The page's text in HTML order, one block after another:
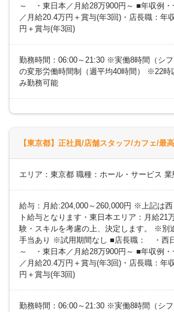
～ ・東日本／月給28万900円～ ■年収例・
／月給20.4万円＋賞与(年3回)・店長職：年
円＋賞与(年3回)
勤務時間：06:00～21:30 ※実働8時間（シ
の変形労働時間制（週平均40時間） ※22時
み勤務可能
【東京都】正社員/店舗スタッフ/カフェ/最
エリア：東京都 職種：ホール・サービス 業
給与：月給:204,000～260,000円 ※上記は
ト給与となります・東日本エリア：月給21
験・スキルを考慮の上、決定します。 ※別
手当あり ※試用期間なし ■店長職： ・西
～ ・東日本／月給28万900円～ ■年収例・
／月給20.4万円＋賞与(年3回)・店長職：年
円＋賞与(年3回)
勤務時間：06:00～21:30 ※実働8時間（シ